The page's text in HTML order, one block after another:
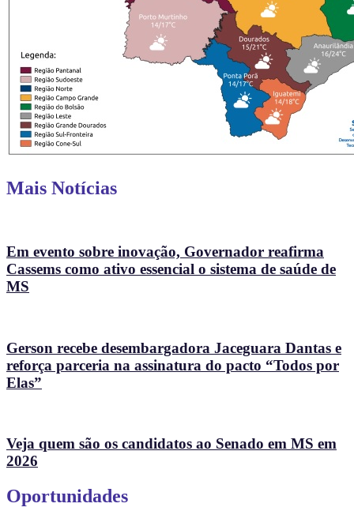
Mais Notícias
Em evento sobre inovação, Governador reafirma
Cassems como ativo essencial o sistema de saúde de
MS
Gerson recebe desembargadora Jaceguara Dantas e
reforça parceria na assinatura do pacto “Todos por
Elas”
Veja quem são os candidatos ao Senado em MS em
2026
Oportunidades